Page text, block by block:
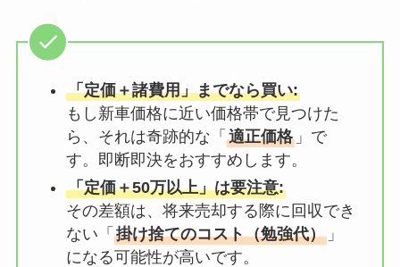
「定価＋諸費用」までなら買い:
もし新車価格に近い価格帯で見つけた
ら、それは奇跡的な「 適正価格」で
す。即断即決をおすすめします。
「定価＋50万以上」は要注意:
その差額は、将来売却する際に回収でき
ない「 掛け捨てのコスト（勉強代）」
になる可能性が高いです。